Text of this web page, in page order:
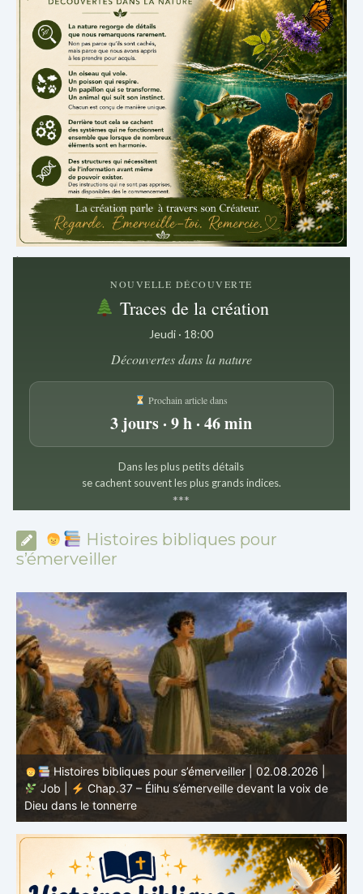
.
NOUVELLE DÉCOUVERTE
Traces de la création
Jeudi · 18:00
Découvertes dans la nature
Prochain article dans
3 jours · 9 h · 46 min
Dans les plus petits détails
se cachent souvent les plus grands indices.
***
Histoires bibliques pour
s’émerveiller
Histoires bibliques pour s’émerveiller | 02.08.2026 |
Job |
Chap.37 – Élihu s’émerveille devant la voix de
Dieu dans le tonnerre